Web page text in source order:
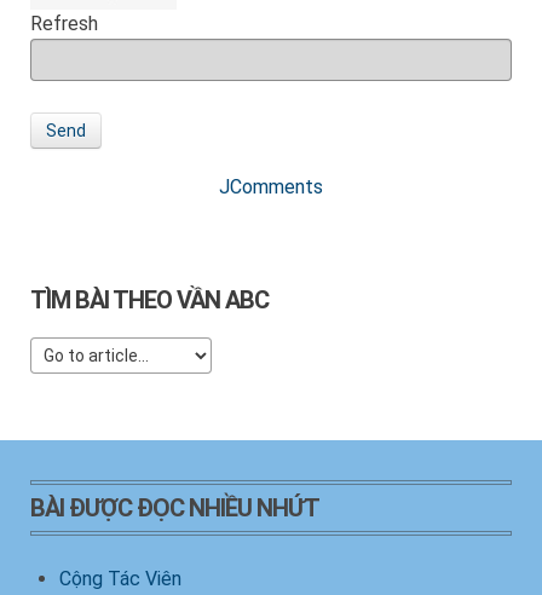
Refresh
Send
JComments
TÌM BÀI THEO VẦN ABC
BÀI ĐƯỢC ĐỌC NHIỀU NHỨT
Cộng Tác Viên